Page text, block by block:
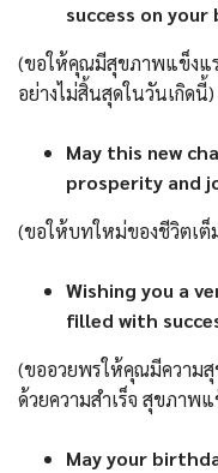
success on
(ขอให้คุณมีสุขภาพแข็งแ
อย่างไม่สิ้นสุดในวันเกิดนี้)
May this new
prosperity and
(ขอให้บทใหม่ของชีวิตเต็
Wishing you a
filled with
(ขออวยพรให้คุณมีความ
ด้วยความสำเร็จ สุขภาพ
May your